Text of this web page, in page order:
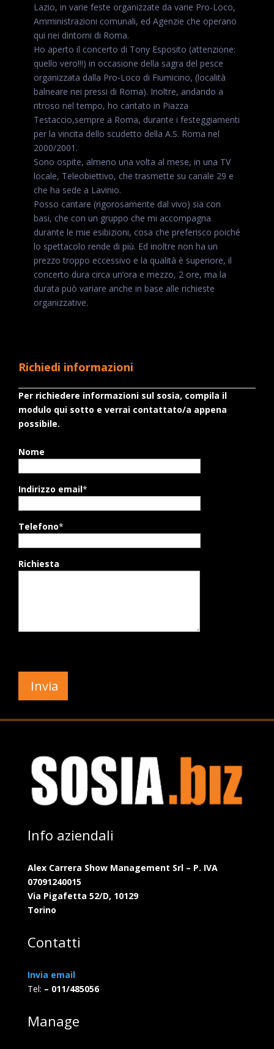
Lazio, in varie feste organizzate da varie Pro-Loco,
Amministrazioni comunali, ed Agenzie che operano
qui nei dintorni di Roma.
Ho aperto il concerto di Tony Esposito (attenzione:
quello vero!!!) in occasione della sagra del pesce
organizzata dalla Pro-Loco di Fiumicino, (località
balneare nei pressi di Roma). Inoltre, andando a
ritroso nel tempo, ho cantato in Piazza
Testaccio,sempre a Roma, durante i festeggiamenti
per la vincita dello scudetto della A.S. Roma nel
2000/2001.
Sono ospite, almeno una volta al mese, in una TV
locale, Teleobiettivo, che trasmette su canale 29 e
che ha sede a Lavinio.
Posso cantare (rigorosamente dal vivo) sia con
basi, che con un gruppo che mi accompagna
durante le mie esibizioni, cosa che preferisco poiché
lo spettacolo rende di più. Ed inoltre non ha un
prezzo troppo eccessivo e la qualità è superiore, il
concerto dura circa un’ora e mezzo, 2 ore, ma la
durata può variare anche in base alle richieste
organizzative.
Richiedi informazioni
Per richiedere informazioni sul sosia, compila il
modulo qui sotto e verrai contattato/a appena
possibile.
Nome
Indirizzo email*
Telefono*
Richiesta
Info aziendali
Alex Carrera Show Management Srl – P. IVA
07091240015
Via Pigafetta 52/D, 10129
Torino
Contatti
Invia email
Tel: – 011/485056
Manage